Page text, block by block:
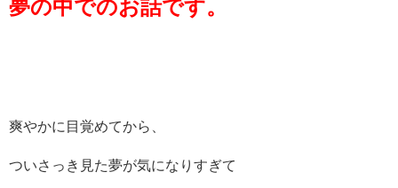
爽やかに目覚めてから、
ついさっき見た夢が気になりすぎて